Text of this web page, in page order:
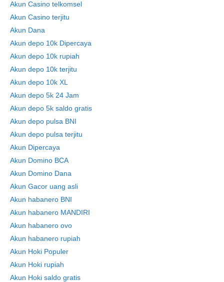
Akun Casino telkomsel
Akun Casino terjitu
Akun Dana
Akun depo 10k Dipercaya
Akun depo 10k rupiah
Akun depo 10k terjitu
Akun depo 10k XL
Akun depo 5k 24 Jam
Akun depo 5k saldo gratis
Akun depo pulsa BNI
Akun depo pulsa terjitu
Akun Dipercaya
Akun Domino BCA
Akun Domino Dana
Akun Gacor uang asli
Akun habanero BNI
Akun habanero MANDIRI
Akun habanero ovo
Akun habanero rupiah
Akun Hoki Populer
Akun Hoki rupiah
Akun Hoki saldo gratis